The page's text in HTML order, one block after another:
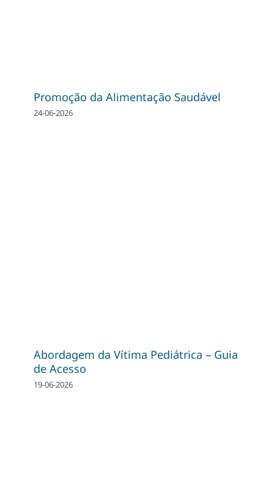
Promoção da Alimentação Saudável
24-06-2026
Abordagem da Vítima Pediátrica – Guia
de Acesso
19-06-2026